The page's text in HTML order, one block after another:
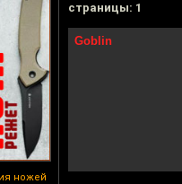
ножей
cтраницы: 1
Goblin